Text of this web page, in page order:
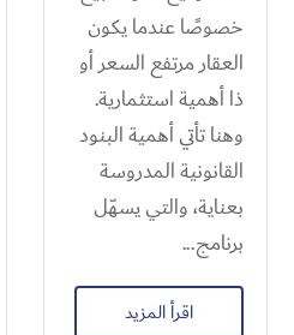
خصوصًا عندما يكون
العقار مرتفع السعر أو
ذا أهمية استثمارية.
وهنا تأتي أهمية البنود
القانونية المدروسة
بعناية، والتي يسهّل
برنامج...
اقرأ المزيد